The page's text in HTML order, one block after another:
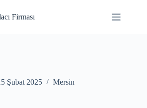
Firması
Şubat 2025 Mersin